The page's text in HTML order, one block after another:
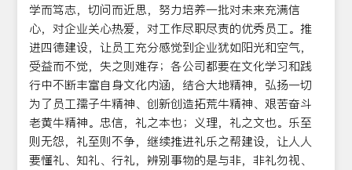
学而笃志，切问而近思，努力培养一批对未来充满信
心，对企业关心热爱，对工作尽职尽责的优秀员工。推
进四德建设，让员工充分感觉到企业犹如阳光和空气，
受益而不觉，失之则难存；各公司都要在文化学习和践
行中不断丰富自身文化内涵，结合大地精神，弘扬一切
为了员工孺子牛精神、创新创造拓荒牛精神、艰苦奋斗
老黄牛精神。忠信，礼之本也；义理，礼之文也。乐至
则无怨，礼至则不争，继续推进礼乐之帮建设，让人人
要懂礼、知礼、行礼，辨别事物的是与非，非礼勿视、